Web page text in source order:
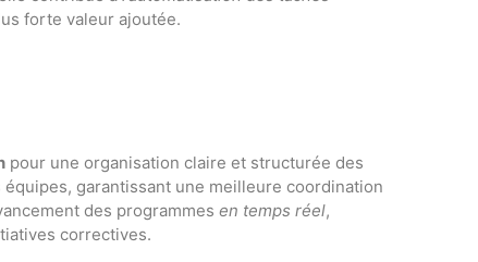
forte valeur ajoutée.
pour une organisation claire et structurée des
équipes, garantissant une meilleure coordination
des programmes en temps réel,
correctives.